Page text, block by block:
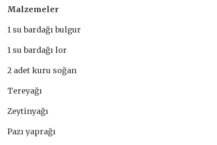
Malzemeler
1 su bardağı bulgur
1 su bardağı lor
2 adet kuru soğan
Tereyağı
Zeytinyağı
Pazı yaprağı